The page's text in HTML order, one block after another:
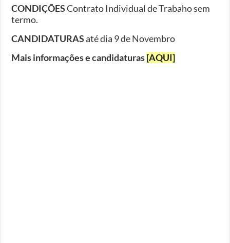
CONDIÇÕESContrato Individual de Trabaho sem
termo.
CANDIDATURASaté dia 9 de Novembro
Mais informações e candidaturas[AQUI]